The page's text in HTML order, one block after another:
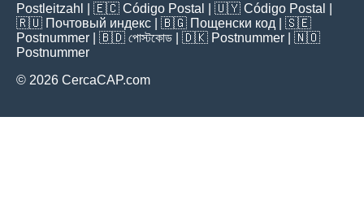
Postleitzahl
| 🇪🇨 Código Postal | 🇺🇾 Código Postal
🇷🇺 Почтовый индекс | 🇧🇬 Пощенски код | 🇸🇪
Postnummer | 🇧🇩 পোস্টকোড | 🇩🇰 Postnummer | 🇳🇴
Postnummer
© 2026 CercaCAP.com